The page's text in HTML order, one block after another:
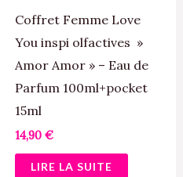
Coffret Femme Love
You inspi olfactives »
Amor Amor » – Eau de
Parfum 100ml+pocket
15ml
14,90 €
LIRE LA SUITE